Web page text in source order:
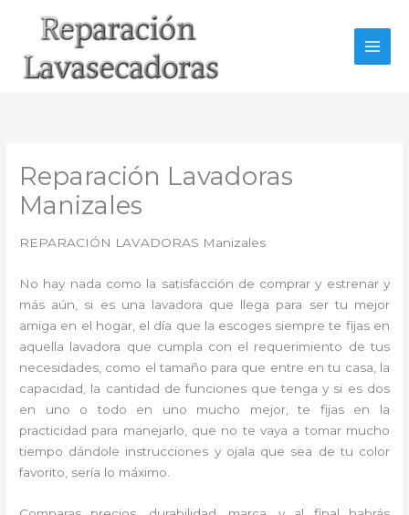
Reparación Lavadoras
Manizales
REPARACIÓN LAVADORAS Manizales
No hay nada como la satisfacción de comprar y estrenar y
más aún, si es una lavadora que llega para ser tu mejor
amiga en el hogar, el día que la escoges siempre te fijas en
aquella lavadora que cumpla con el requerimiento de tus
necesidades, como el tamaño para que entre en tu casa, la
capacidad, la cantidad de funciones que tenga y si es dos
en uno o todo en uno mucho mejor, te fijas en la
practicidad para manejarlo, que no te vaya a tomar mucho
tiempo dándole instrucciones y ojala que sea de tu color
favorito, sería lo máximo.